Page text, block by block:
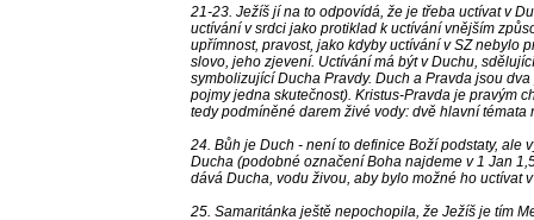
21-23. Ježíš jí na to odpovídá, že je třeba uctívat v
uctívání v srdci jako protiklad k uctívání vnějším
upřímnost, pravost, jako kdyby uctívání v SZ nebylo
slovo, jeho zjevení. Uctívání má být v Duchu,
symbolizující Ducha Pravdy. Duch a Pravda jsou
pojmy jedna skutečnost). Kristus-Pravda je pravým
tedy podmíněné darem živé vody: dvě hlavní
24. Bůh je Duch - není to definice Boží podstaty,
Ducha (podobné označení Boha najdeme v 1 Jan
dává Ducha, vodu živou, aby bylo možné ho uctívat
25. Samaritánka ještě nepochopila, že Ježíš je tím